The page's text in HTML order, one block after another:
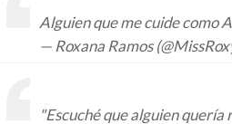
Alguien que me cuide como
— Roxana Ramos
"Escuché que alguien